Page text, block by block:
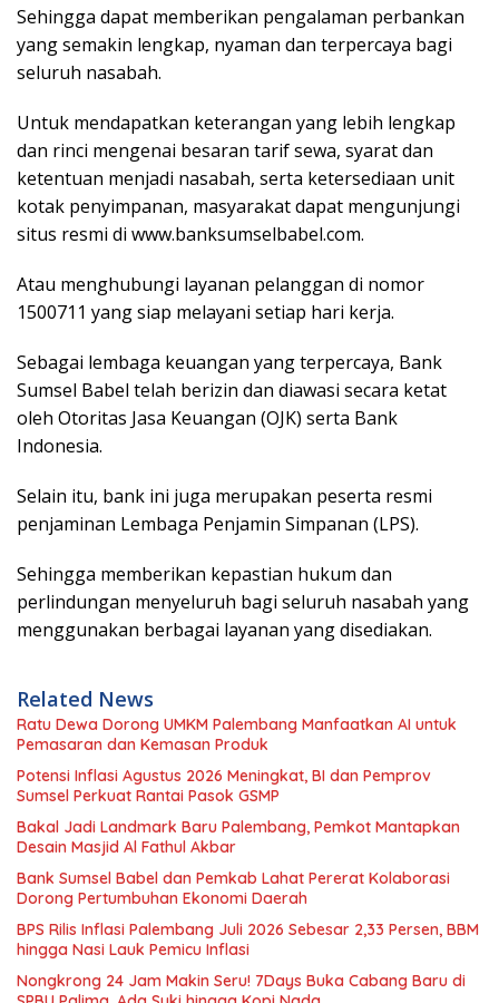
Sehingga dapat memberikan pengalaman perbankan
yang semakin lengkap, nyaman dan terpercaya bagi
seluruh nasabah.
Untuk mendapatkan keterangan yang lebih lengkap
dan rinci mengenai besaran tarif sewa, syarat dan
ketentuan menjadi nasabah, serta ketersediaan unit
kotak penyimpanan, masyarakat dapat mengunjungi
situs resmi di www.banksumselbabel.com.
Atau menghubungi layanan pelanggan di nomor
1500711 yang siap melayani setiap hari kerja.
Sebagai lembaga keuangan yang terpercaya, Bank
Sumsel Babel telah berizin dan diawasi secara ketat
oleh Otoritas Jasa Keuangan (OJK) serta Bank
Indonesia.
Selain itu, bank ini juga merupakan peserta resmi
penjaminan Lembaga Penjamin Simpanan (LPS).
Sehingga memberikan kepastian hukum dan
perlindungan menyeluruh bagi seluruh nasabah yang
menggunakan berbagai layanan yang disediakan.
Related News
Ratu Dewa Dorong UMKM Palembang Manfaatkan AI untuk
Pemasaran dan Kemasan Produk
Potensi Inflasi Agustus 2026 Meningkat, BI dan Pemprov
Sumsel Perkuat Rantai Pasok GSMP
Bakal Jadi Landmark Baru Palembang, Pemkot Mantapkan
Desain Masjid Al Fathul Akbar
Bank Sumsel Babel dan Pemkab Lahat Pererat Kolaborasi
Dorong Pertumbuhan Ekonomi Daerah
BPS Rilis Inflasi Palembang Juli 2026 Sebesar 2,33 Persen, BBM
hingga Nasi Lauk Pemicu Inflasi
Nongkrong 24 Jam Makin Seru! 7Days Buka Cabang Baru di